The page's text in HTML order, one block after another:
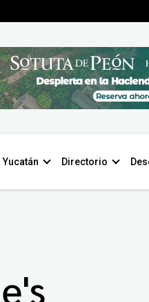
Directorio